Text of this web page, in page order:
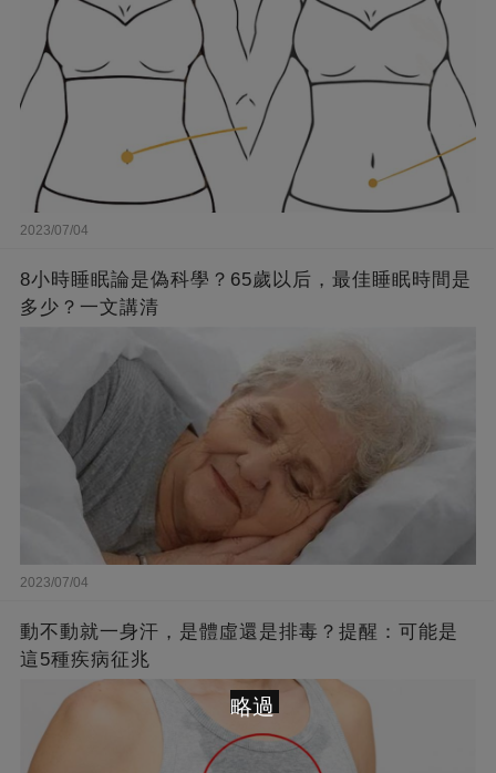
2023/07/04
8小時睡眠論是偽科學？65歲以后，最佳睡眠時間是
多少？一文講清
2023/07/04
動不動就一身汗，是體虛還是排毒？提醒：可能是
這5種疾病征兆
略過